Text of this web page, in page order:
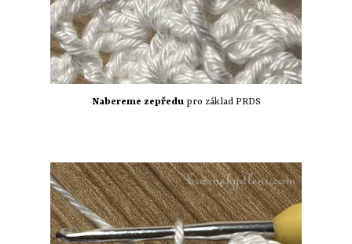
Nabereme zepředu pro základ PRDS